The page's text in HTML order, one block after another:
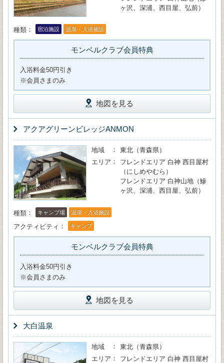
ヶ沢、深浦、西目屋、弘前）
種類 宿泊施設 温泉・入浴施設
モンベルクラブ会員特典
入浴料金50円引き
※会員さまのみ
地図を見る
アクアグリーンビレッジANMON
地域
東北（青森県）
エリア
フレンドエリア 白神 西目屋村
（にしめやむら）
フレンドエリア 白神山地（鰺
ヶ沢、深浦、西目屋、弘前）
種類 キャンプ場 温泉・入浴施設
アクティビティ キャンプ
モンベルクラブ会員特典
入浴料金50円引き
※会員さまのみ
地図を見る
大白温泉
地域
東北（青森県）
エリア
フレンドエリア 白神 西目屋村